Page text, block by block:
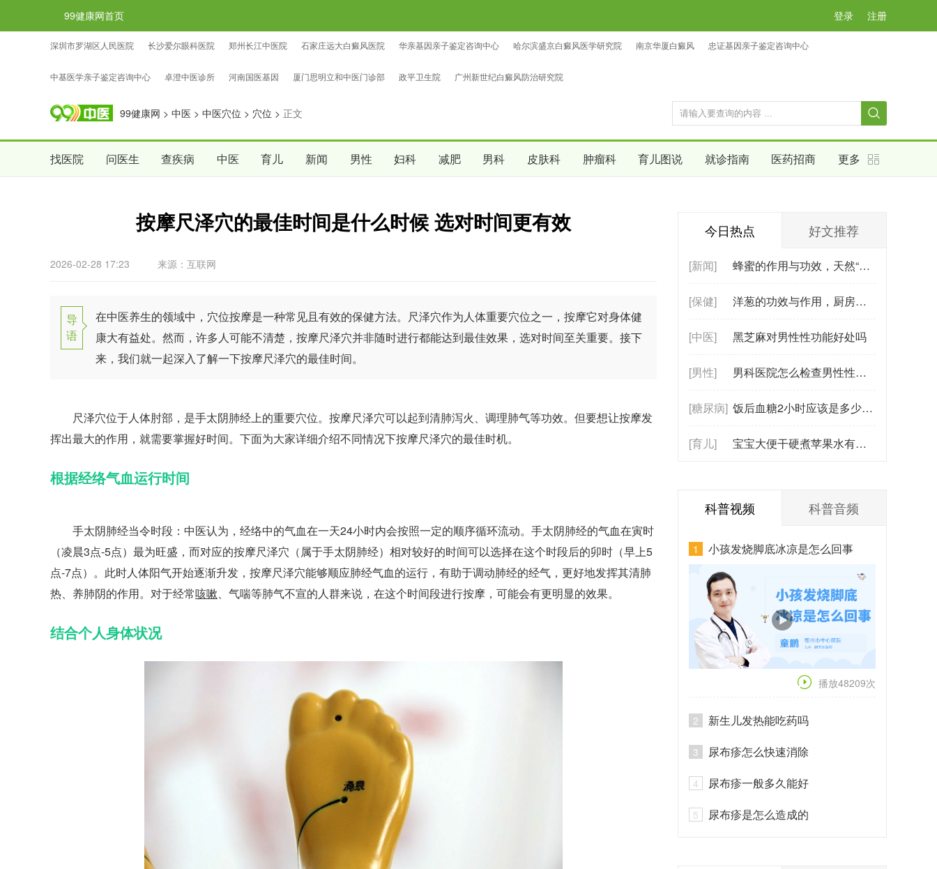
99健康网首页 登录 注册
深圳市罗湖区人民医院 长沙爱尔眼科医院 郑州长江中医院 石家庄远大白癜风医院 华亲基因亲子鉴定咨询中心 哈尔滨盛京白癜风医学研究院 南京华厦白癜风
忠证基因亲子鉴定咨询中心
中基医学亲子鉴定咨询中心
卓澄中医诊所 河南国医基因 厦门思明立和中医门诊部 政平卫生院 广州新世纪白癜风防治研究院
99健康网 > 中医 > 中医穴位 > 穴位 > 正文
找医院 问医生 查疾病 中医 育儿 新闻 男性 妇科 减肥 男科 皮肤科 肿瘤科 育儿图说 就诊指南 医药招商 更多
按摩尺泽穴的最佳时间是什么时候 选对时间更有效
2026-02-28 17:23 来源：互联网
导
语
在中医养生的领域中，穴位按摩是一种常见且有效的保健方法。尺泽穴作为人体重要穴位之一，按摩它对身体健
康大有益处。然而，许多人可能不清楚，按摩尺泽穴并非随时进行都能达到最佳效果，选对时间至关重要。接下
来，我们就一起深入了解一下按摩尺泽穴的最佳时间。
尺泽穴位于人体肘部，是手太阴肺经上的重要穴位。按摩尺泽穴可以起到清肺泻火、调理肺气等功效。但要想让按摩发
挥出最大的作用，就需要掌握好时间。下面为大家详细介绍不同情况下按摩尺泽穴的最佳时机。
根据经络气血运行时间
手太阴肺经当令时段：中医认为，经络中的气血在一天24小时内会按照一定的顺序循环流动。手太阴肺经的气血在寅时
（凌晨3点-5点）最为旺盛，而对应的按摩尺泽穴（属于手太阴肺经）相对较好的时间可以选择在这个时段后的卯时（早上5
点-7点）。此时人体阳气开始逐渐升发，按摩尺泽穴能够顺应肺经气血的运行，有助于调动肺经的经气，更好地发挥其清肺
热、养肺阴的作用。对于经常咳嗽、气喘等肺气不宣的人群来说，在这个时间段进行按摩，可能会有更明显的效果。
结合个人身体状况
今日热点 好文推荐
[新闻] 蜂蜜的作用与功效，天然“营养宝库”的秘密
[保健] 洋葱的功效与作用，厨房常见食材的养生奥秘
[中医] 黑芝麻对男性性功能好处吗
[男性] 男科医院怎么检查男性性功能？（涉及前列腺与激素水平检测）
[糖尿病] 饭后血糖2小时应该是多少为正常 2026最新数值
[育儿] 宝宝大便干硬煮苹果水有用吗？该怎么煮才有效？
科普视频 科普音频
1 小孩发烧脚底冰凉是怎么回事
播放48209次
2 新生儿发热能吃药吗
3 尿布疹怎么快速消除
4 尿布疹一般多久能好
5 尿布疹是怎么造成的